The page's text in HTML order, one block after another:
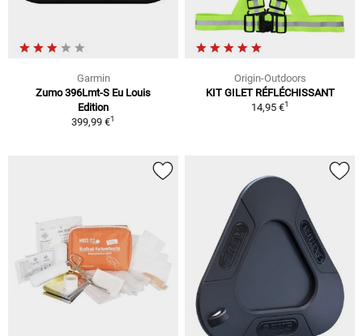
Garmin
Zumo 396Lmt-S Eu Louis
Edition
399,99 €1
Origin-Outdoors
KIT GILET RÉFLÉCHISSANT
14,95 €1